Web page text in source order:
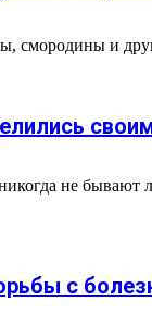
смородины и
не
с